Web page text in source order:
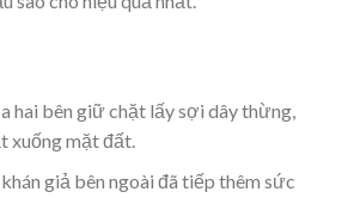
hai bên giữ chặt lấy sợi dây thừng,
xuống mặt đất.
giả bên ngoài đã tiếp thêm sức